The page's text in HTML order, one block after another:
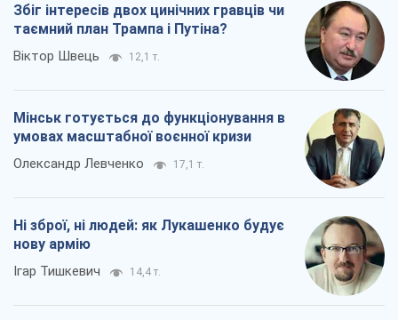
Збіг інтересів двох цинічних гравців чи
таємний план Трампа і Путіна?
Віктор Швець 12,1 т.
Мінськ готується до функціонування в
умовах масштабної воєнної кризи
Олександр Левченко 17,1 т.
Ні зброї, ні людей: як Лукашенко будує
нову армію
Ігар Тишкевич 14,4 т.